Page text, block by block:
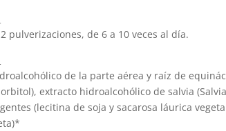
pulverizaciones, de 6 a 10 veces al día.
de la parte aérea y raíz de
extracto hidroalcohólico de salvia
(lecitina de soja y sacarosa láurica